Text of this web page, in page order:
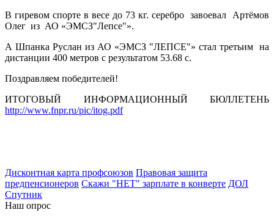
В гиревом спорте в весе до 73 кг. серебро завоевал Артёмов
Олег из АО «ЭМСЗ"Лепсе"».
А Шпанка Руслан из АО «ЭМСЗ "ЛЕПСЕ"» стал третьим на
дистанции 400 метров с результатом 53.68 с.
Поздравляем победителей!
ИТОГОВЫЙ ИНФОРМАЦИОННЫЙ БЮЛЛЕТЕНЬ
http://www.fnpr.ru/pic/itog.pdf
Дисконтная карта профсоюзов Правовая защита
предпенсионеров Скажи "НЕТ" зарплате в конверте ДОЛ
Спутник
Наш опрос